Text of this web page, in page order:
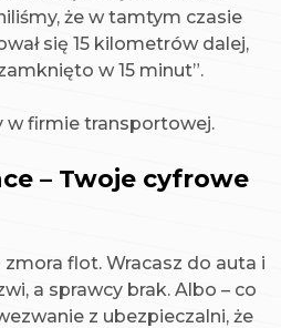
że w tamtym czasie
się 15 kilometrów dalej,
w 15 minut”.
w firmie transportowej.
– Twoje cyfrowe
flot. Wracasz do auta i
a sprawcy brak. Albo – co
z ubezpieczalni, że